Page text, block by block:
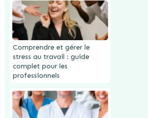
Comprendre et gérer le
stress au travail : guide
complet pour les
professionnels